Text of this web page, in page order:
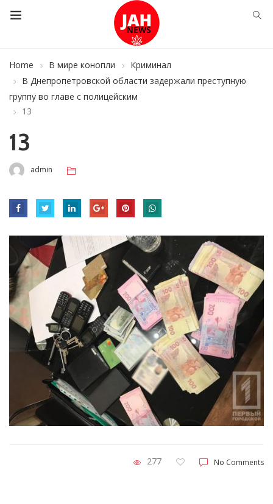
Home В мире конопли
Криминал
В Днепропетровской области задержали преступную
группу во главе с полицейским
13
13
admin
277 No Comments